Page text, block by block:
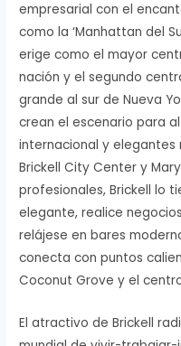
empresarial con el
como la ‘Manhattan del
erige como el mayor
nación y el segundo
grande al sur de Nueva
crean el escenario para
internacional y
Brickell City Center y
profesionales, Brickell lo
elegante, realice
relájese en bares
conecta con puntos
Coconut Grove y el
El atractivo de Brickell